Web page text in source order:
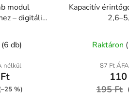
modul
– digitális
(6 db)
nélkül
%)
Kapacitív
Raktáron
87 Ft
195 Ft